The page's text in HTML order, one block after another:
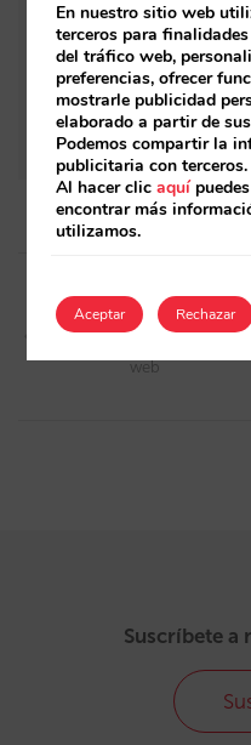
Tu club de
beneficios en forma
Programa pagos
navigation
Artículo anterior
web
Suscríbete a
En nuestro sitio web
terceros para
del tráfico web,
preferencias, ofrecer
mostrarle publicidad
elaborado a partir de
Podemos compartir la
publicitaria con terceros.
Al hacer clicaquí
encontrar más
utilizamos.
Aceptar Rechazar